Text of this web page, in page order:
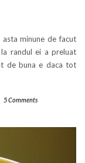
minune de facut
randul ei a preluat
de buna e daca tot
5 Comments